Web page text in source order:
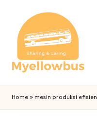
Home » mesin produksi efisien